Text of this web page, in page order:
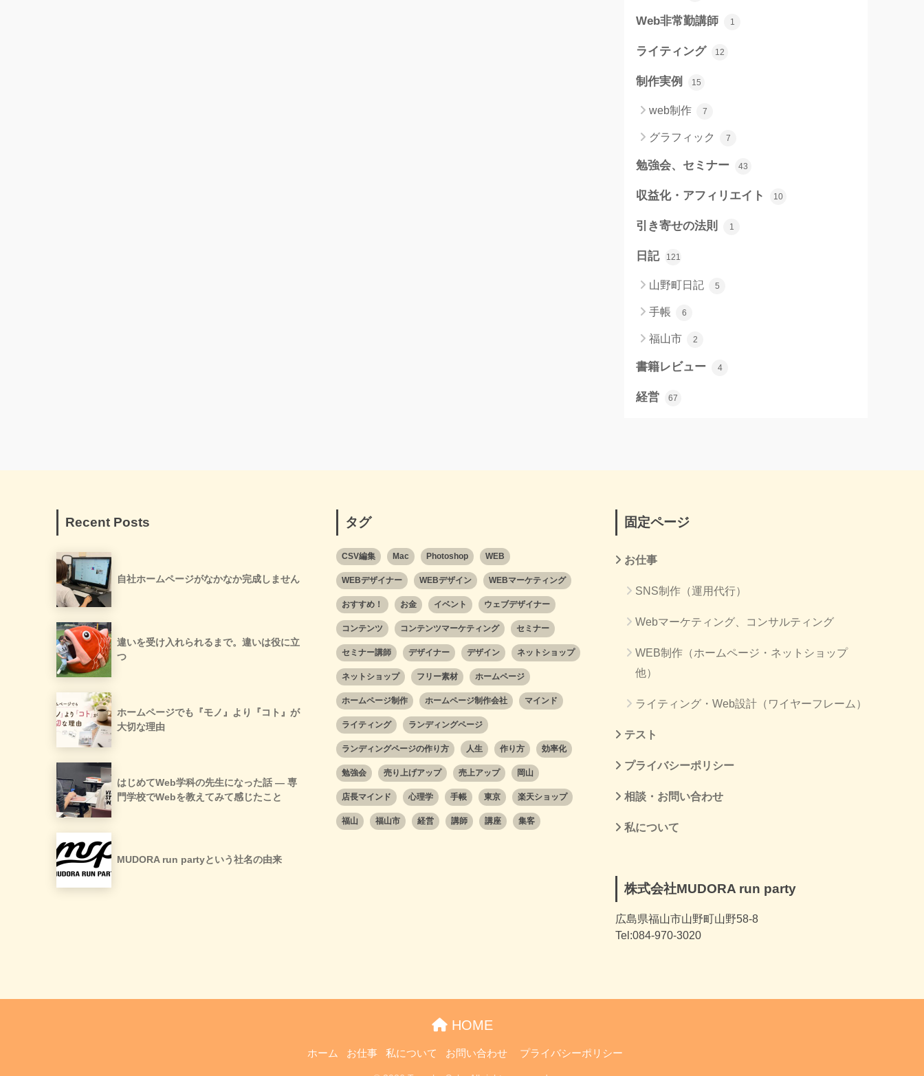
Web非常勤講師 1
ライティング 12
制作実例 15
web制作 7
グラフィック 7
勉強会、セミナー 43
収益化・アフィリエイト 10
引き寄せの法則 1
日記 121
山野町日記 5
手帳 6
福山市 2
書籍レビュー 4
経営 67
Recent Posts
自社ホームページがなかなか完成しません
違いを受け入れられるまで。違いは役に立
つ
ホームページでも『モノ』より『コト』が
大切な理由
はじめてWeb学科の先生になった話 ― 専
門学校でWebを教えてみて感じたこと
MUDORA run partyという社名の由来
タグ
CSV編集 Mac Photoshop WEB
WEBデザイナー WEBデザイン WEBマーケティング
おすすめ！ お金 イベント ウェブデザイナー
コンテンツ コンテンツマーケティング セミナー
セミナー講師 デザイナー デザイン ネットショップ
ネットショップ フリー素材 ホームページ
ホームページ制作 ホームページ制作会社 マインド
ライティング ランディングページ
ランディングページの作り方 人生 作り方 効率化
勉強会 売り上げアップ 売上アップ 岡山
店長マインド 心理学 手帳 東京 楽天ショップ
福山 福山市 経営 講師 講座 集客
固定ページ
お仕事
SNS制作（運用代行）
Webマーケティング、コンサルティング
WEB制作（ホームページ・ネットショップ
他）
ライティング・Web設計（ワイヤーフレーム）
テスト
プライバシーポリシー
相談・お問い合わせ
私について
株式会社MUDORA run party
広島県福山市山野町山野58-8
Tel:084-970-3020
HOME
ホーム お仕事 私について お問い合わせ プライバシーポリシー